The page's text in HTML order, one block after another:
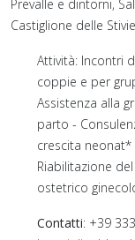
Prevalle e dintorni,
Castiglione delle
Attività: Incontri
coppie e per
Assistenza alla
parto -
crescita neonat*
Riabilitazione
ostetrico
Contatti: +39